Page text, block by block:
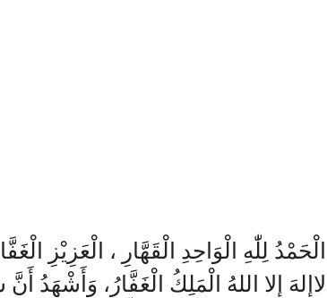
الْحَمْدُ لِلّٰهِ الْوَاحِدِ الْقَهَّارِ ، الْعَزِيْزِ
لاإِلهَ إِلا اللهُ الْمَلِكُ الْغَفَّارُ،